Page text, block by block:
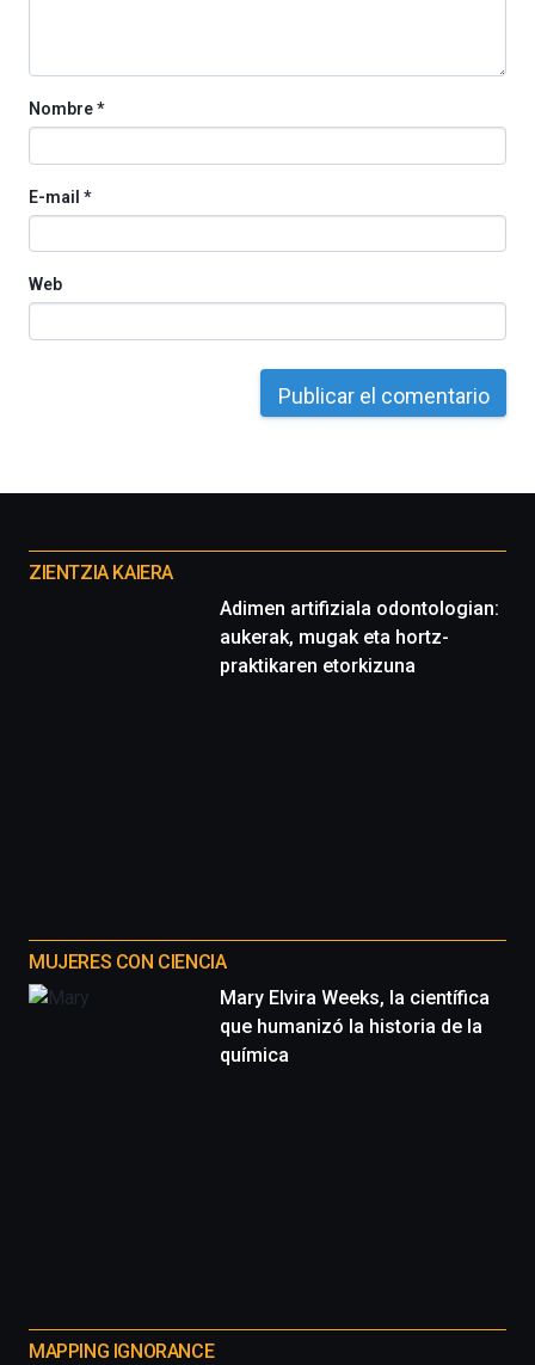
Nombre*
E-mail *
Web
proyectos
ZIENTZIA KAIERA
Adimen artifiziala odontologian:
aukerak, mugak eta hortz-
praktikaren etorkizuna
MUJERES CON CIENCIA
Mary Elvira Weeks, la científica
que humanizó la historia de la
química
MAPPING IGNORANCE